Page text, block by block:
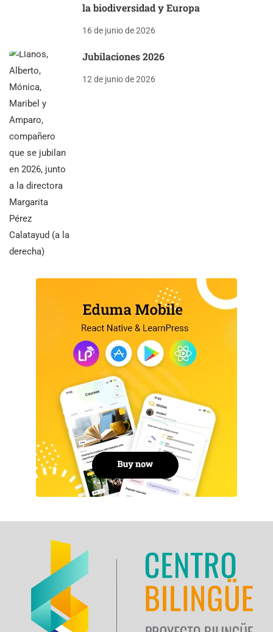
la biodiversidad y Europa
16 de junio de 2026
Jubilaciones 2026
12 de junio de 2026